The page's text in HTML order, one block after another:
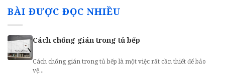
BÀI ĐƯỢC ĐỌC NHIỀU
Cách chống gián trong tủ bếp
Cách chống gián trong tủ bếp là một việc rất cần thiết để bảo
vệ...